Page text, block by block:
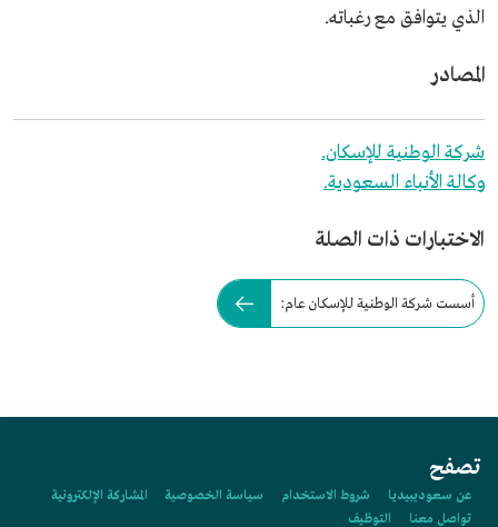
الذي يتوافق مع رغباته.
المصادر
شركة الوطنية للإسكان.
وكالة الأنباء السعودية.
الاختبارات ذات الصلة
أسست شركة الوطنية للإسكان عام:
تصفح
عن سعوديبيديا شروط الاستخدام سياسة الخصوصية
المشاركة الإلكترونية
تواصل معنا
التوظيف